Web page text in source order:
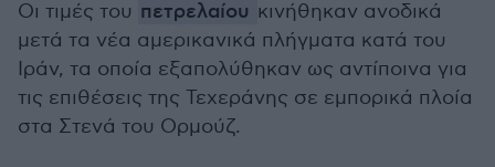
Οι τιμές του πετρελαίου κινήθηκαν ανοδικά
μετά τα νέα αμερικανικά πλήγματα κατά του
Ιράν, τα οποία εξαπολύθηκαν ως αντίποινα για
τις επιθέσεις της Τεχεράνης σε εμπορικά πλοία
στα Στενά του Ορμούζ.